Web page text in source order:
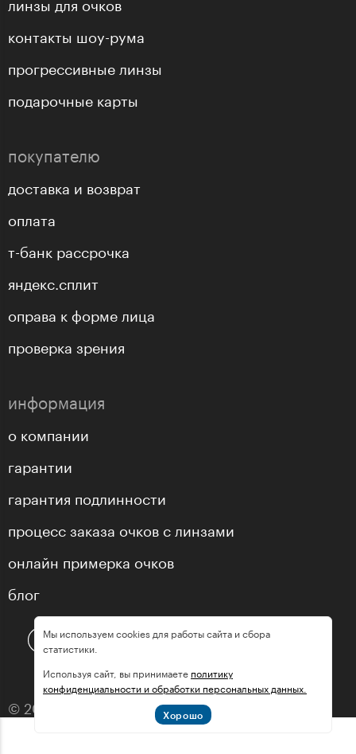
контакты шоу-рума
прогрессивные линзы
подарочные карты
покупателю
доставка и возврат
оплата
т-банк рассрочка
яндекс.сплит
оправа к форме лица
проверка зрения
информация
о компании
гарантии
гарантия подлинности
процесс заказа очков с линзами
онлайн примерка очков
блог
© 2013—2026 оптика «МастерГлассес»
Мы используем cookies для работы сайта и сбора
статистики.
Используя сайт, вы принимаете политику
конфиденциальности и обработки персональных данных.
Хорошо